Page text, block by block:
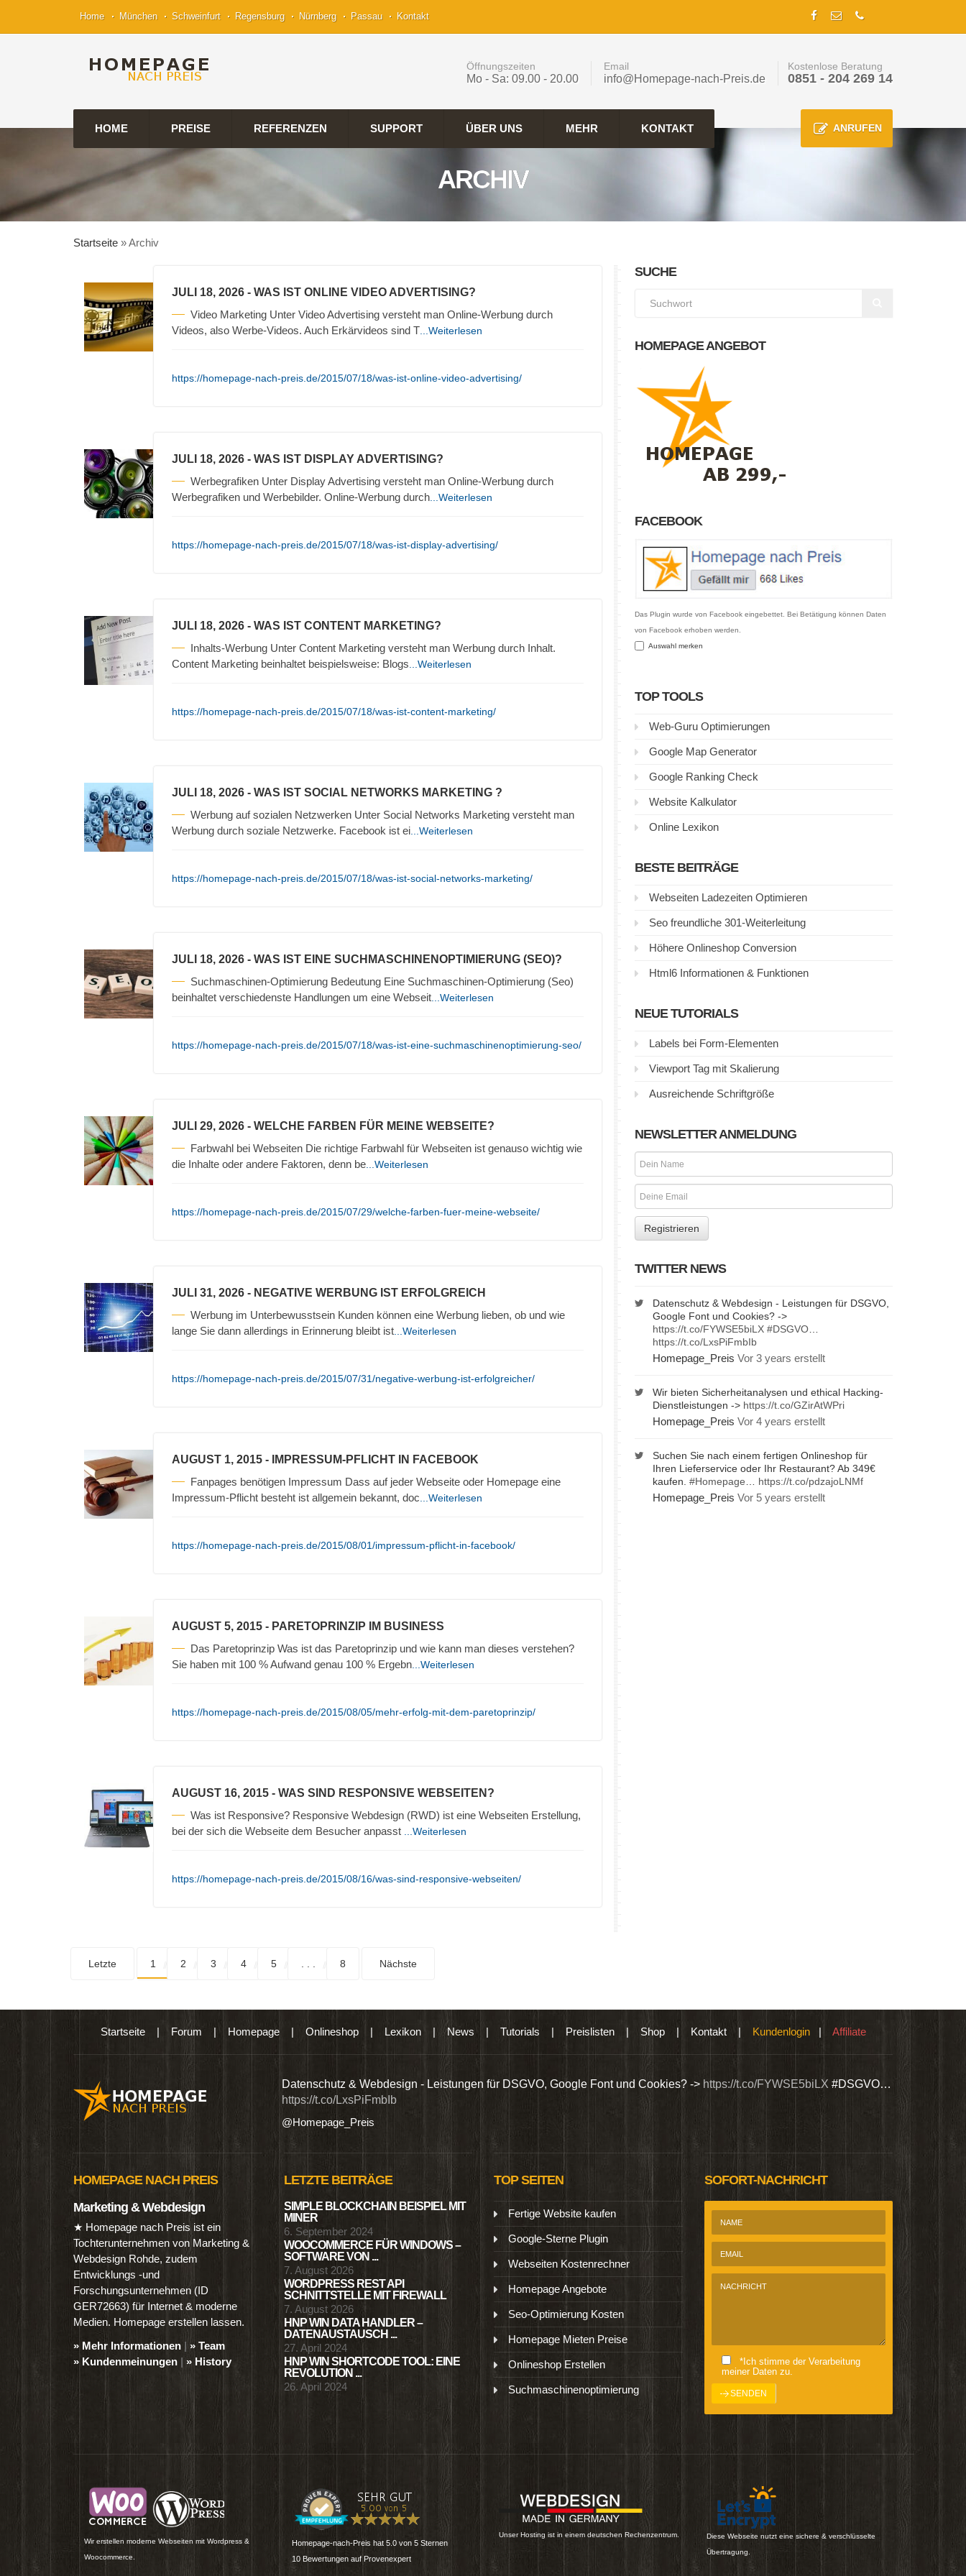
Home München Schweinfurt Regensburg Nürnberg Passau Kontakt
Öffnungszeiten
Mo - Sa: 09.00 - 20.00
Email
info@Homepage-nach-Preis.de
Kostenlose Beratung
0851 - 204 269 14
HOME PREISE REFERENZEN SUPPORT ÜBER UNS MEHR KONTAKT ANRUFEN
ARCHIV
Startseite »Archiv
JULI 18, 2026 - WAS IST ONLINE VIDEO ADVERTISING?
Video Marketing Unter Video Advertising versteht man Online-Werbung durch
Videos, also Werbe-Videos. Auch Erkärvideos sind T ...Weiterlesen
https://homepage-nach-preis.de/2015/07/18/was-ist-online-video-advertising/
JULI 18, 2026 - WAS IST DISPLAY ADVERTISING?
Werbegrafiken Unter Display Advertising versteht man Online-Werbung durch
Werbegrafiken und Werbebilder. Online-Werbung durch ...Weiterlesen
https://homepage-nach-preis.de/2015/07/18/was-ist-display-advertising/
JULI 18, 2026 - WAS IST CONTENT MARKETING?
Inhalts-Werbung Unter Content Marketing versteht man Werbung durch Inhalt.
Content Marketing beinhaltet beispielsweise: Blogs ...Weiterlesen
https://homepage-nach-preis.de/2015/07/18/was-ist-content-marketing/
JULI 18, 2026 - WAS IST SOCIAL NETWORKS MARKETING ?
Werbung auf sozialen Netzwerken Unter Social Networks Marketing versteht man
Werbung durch soziale Netzwerke. Facebook ist ei ...Weiterlesen
https://homepage-nach-preis.de/2015/07/18/was-ist-social-networks-marketing/
JULI 18, 2026 - WAS IST EINE SUCHMASCHINENOPTIMIERUNG (SEO)?
Suchmaschinen-Optimierung Bedeutung Eine Suchmaschinen-Optimierung (Seo)
beinhaltet verschiedenste Handlungen um eine Webseit ...Weiterlesen
https://homepage-nach-preis.de/2015/07/18/was-ist-eine-suchmaschinenoptimierung-seo/
JULI 29, 2026 - WELCHE FARBEN FÜR MEINE WEBSEITE?
Farbwahl bei Webseiten Die richtige Farbwahl für Webseiten ist genauso wichtig wie
die Inhalte oder andere Faktoren, denn be ...Weiterlesen
https://homepage-nach-preis.de/2015/07/29/welche-farben-fuer-meine-webseite/
JULI 31, 2026 - NEGATIVE WERBUNG IST ERFOLGREICH
Werbung im Unterbewusstsein Kunden können eine Werbung lieben, ob und wie
lange Sie dann allerdings in Erinnerung bleibt ist ...Weiterlesen
https://homepage-nach-preis.de/2015/07/31/negative-werbung-ist-erfolgreicher/
AUGUST 1, 2015 - IMPRESSUM-PFLICHT IN FACEBOOK
Fanpages benötigen Impressum Dass auf jeder Webseite oder Homepage eine
Impressum-Pflicht besteht ist allgemein bekannt, doc ...Weiterlesen
https://homepage-nach-preis.de/2015/08/01/impressum-pflicht-in-facebook/
AUGUST 5, 2015 - PARETOPRINZIP IM BUSINESS
Das Paretoprinzip Was ist das Paretoprinzip und wie kann man dieses verstehen?
Sie haben mit 100 % Aufwand genau 100 % Ergebn ...Weiterlesen
https://homepage-nach-preis.de/2015/08/05/mehr-erfolg-mit-dem-paretoprinzip/
AUGUST 16, 2015 - WAS SIND RESPONSIVE WEBSEITEN?
Was ist Responsive? Responsive Webdesign (RWD) ist eine Webseiten Erstellung,
bei der sich die Webseite dem Besucher anpasst
...Weiterlesen
https://homepage-nach-preis.de/2015/08/16/was-sind-responsive-webseiten/
Letzte 1 2 3 4 5 8 Nächste
SUCHE
HOMEPAGE ANGEBOT
FACEBOOK
Das Plugin wurde von Facebook eingebettet. Bei Betätigung können Daten
von Facebook erhoben werden.
Auswahl merken
TOP TOOLS
Web-Guru Optimierungen
Google Map Generator
Google Ranking Check
Website Kalkulator
Online Lexikon
BESTE BEITRÄGE
Webseiten Ladezeiten Optimieren
Seo freundliche 301-Weiterleitung
Höhere Onlineshop Conversion
Html6 Informationen & Funktionen
NEUE TUTORIALS
Labels bei Form-Elementen
Viewport Tag mit Skalierung
Ausreichende Schriftgröße
NEWSLETTER ANMELDUNG
TWITTER NEWS
Datenschutz & Webdesign - Leistungen für DSGVO,
Google Font und Cookies? ->
https://t.co/FYWSE5biLX #DSGVO…
https://t.co/LxsPiFmbIb
Homepage_Preis Vor 3 years erstellt
Wir bieten Sicherheitanalysen und ethical Hacking-
Dienstleistungen -> https://t.co/GZirAtWPri
Homepage_Preis Vor 4 years erstellt
Suchen Sie nach einem fertigen Onlineshop für
Ihren Lieferservice oder Ihr Restaurant? Ab 349€
kaufen. #Homepage https://t.co/pdzajoLNMf
Homepage_Preis Vor 5 years erstellt
Startseite| Forum | Homepage| Onlineshop| Lexikon|News | Tutorials | Preislisten| Shop| Kontakt| Kundenlogin| Affiliate
Produkten wie Ebooks & DVDs.… Datenschutz & Webdesign - Leistungen für DSGVO, Google Font und Cookies? -> https://t.co/FYWSE5biLX #DSGVO…
https://t.co/LxsPiFmbIb
@Homepage_Preis
HOMEPAGE NACH PREIS
Marketing & Webdesign
★ Homepage nach Preis ist ein
Tochterunternehmen von Marketing &
Webdesign Rohde, zudem
Entwicklungs -und
Forschungsunternehmen (ID
GER72663) für Internet & moderne
Medien. Homepage erstellen lassen.
» Mehr Informationen | » Team
» Kundenmeinungen | » History
LETZTE BEITRÄGE
SIMPLE BLOCKCHAIN BEISPIEL MIT
MINER
6. September 2024
WOOCOMMERCE FÜR WINDOWS –
SOFTWARE VON ...
7. August 2026
WORDPRESS REST API
SCHNITTSTELLE MIT FIREWALL
7. August 2026
HNP WIN DATA HANDLER –
DATENAUSTAUSCH ...
27. April 2024
HNP WIN SHORTCODE TOOL: EINE
REVOLUTION ...
26. April 2024
TOP SEITEN
Fertige Website kaufen
Google-Sterne Plugin
Webseiten Kostenrechner
Homepage Angebote
Seo-Optimierung Kosten
Homepage Mieten Preise
Onlineshop Erstellen
Suchmaschinenoptimierung
SOFORT-NACHRICHT
*Ich stimme der Verarbeitung
meiner Daten zu.
Wir erstellen moderne Webseiten mit Wordpress &
Woocommerce.
Homepage-nach-Preis hat 5.0von 5Sternen
10Bewertungen auf Provenexpert
Unser Hosting ist in einem deutschen Rechenzentrum.
Diese Webseite nutzt eine sichere & verschlüsselte
Übertragung.